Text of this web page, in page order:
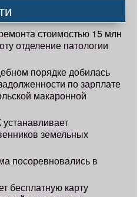
стоимостью 15 млн
отделение патологии
порядке добилась
по зарплате
макаронной
земельных
посоревновались в
бесплатную карту